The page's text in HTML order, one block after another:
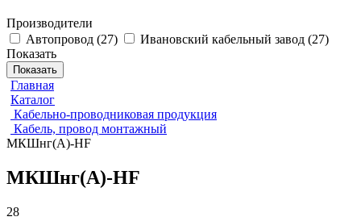
Производители
Автопровод (27) Ивановский кабельный завод (27)
Показать
Показать
Главная
Каталог
Кабельно-проводниковая продукция
Кабель, провод монтажный
МКШнг(А)-HF
МКШнг(А)-HF
28